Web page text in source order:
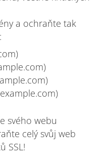
a ochraňte tak
svého webu
celý svůj web
SSL!